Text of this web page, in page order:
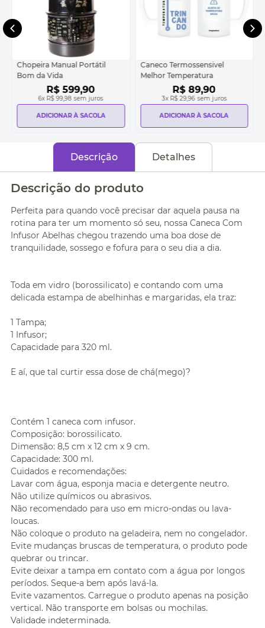
Chopeira Manual Portátil
Bom da Vida
R$ 599,90
6x R$ 99,98 sem juros
ADICIONAR À SACOLA
Caneco Termossensivel
Melhor Temperatura
R$ 89,90
3x R$ 29,96 sem juros
ADICIONAR À SACOLA
Descrição Detalhes
Descrição do produto
Perfeita para quando você precisar dar aquela pausa na
rotina para ter um momento só seu, nossa Caneca Com
Infusor Abelhas chegou trazendo uma boa dose de
tranquilidade, sossego e fofura para o seu dia a dia.
Toda em vidro (borossilicato) e contando com uma
delicada estampa de abelhinhas e margaridas, ela traz:
1 Tampa;
1 Infusor;
Capacidade para 320 ml.
E aí, que tal curtir essa dose de chá(mego)?
Contém 1 caneca com infusor.
Composição: borossilicato.
Dimensão: 8,5 cm x 12 cm x 9 cm.
Capacidade: 300 ml.
Cuidados e recomendações:
Lavar com água, esponja macia e detergente neutro.
Não utilize químicos ou abrasivos.
Não recomendado para uso em micro-ondas ou lava-
loucas.
Não coloque o produto na geladeira, nem no congelador.
Evite mudanças bruscas de temperatura, o produto pode
quebrar ou trincar.
Evite deixar a tampa em contato com a água por longos
períodos. Seque-a bem após lavá-la.
Evite vazamentos. Carregue o produto apenas na posição
vertical. Não transporte em bolsas ou mochilas.
Validade indeterminada.